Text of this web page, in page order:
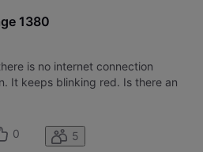
1380
is no internet connection
It keeps blinking red. Is there an
0 5